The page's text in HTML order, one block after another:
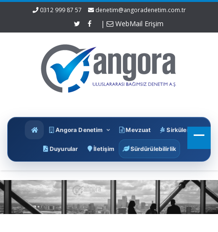
0312 999 87 57 denetim@angoradenetim.com.tr
| WebMail Erişim
Angora Denetim Mevzuat Sirküler
Duyurular İletişim Sürdürülebilirlik